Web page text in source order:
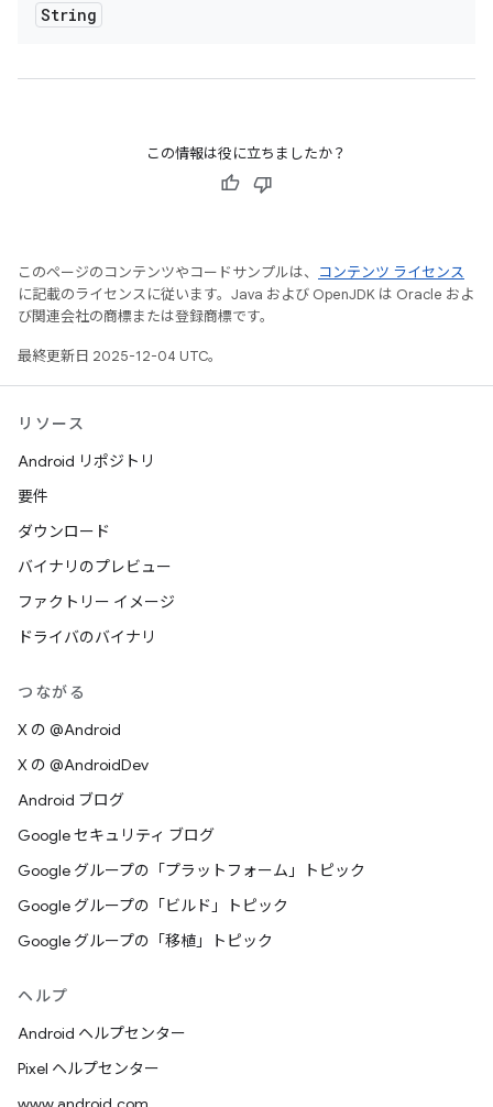
String
この情報は役に立ちましたか？
このページのコンテンツやコードサンプルは、
コンテンツ ライセンス
に記載のライセンスに従います。Java および OpenJDK は Oracle およ
び関連会社の商標または登録商標です。
最終更新日 2025-12-04 UTC。
リソース
Android リポジトリ
要件
ダウンロード
バイナリのプレビュー
ファクトリー イメージ
ドライバのバイナリ
つながる
X の @Android
X の @AndroidDev
Android ブログ
Google セキュリティ ブログ
Google グループの「プラットフォーム」トピック
Google グループの「ビルド」トピック
Google グループの「移植」トピック
ヘルプ
Android ヘルプセンター
Pixel ヘルプセンター